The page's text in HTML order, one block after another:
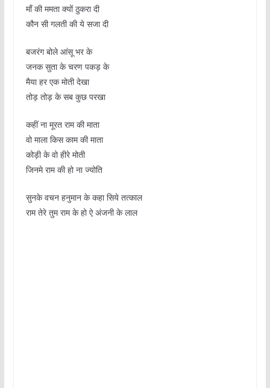
माँ की ममता क्यों ठुकरा दी
कौन सी गलती की ये सजा दी
बजरंग बोले आंसू भर के
जनक सुता के चरण पकड़ के
मैया हर एक मोती देखा
तोड़ तोड़ के सब कुछ परखा
कहीं ना मूरत राम की माता
वो माला किस काम की माता
कोड़ी के वो हीरे मोती
जिनमे राम की हो ना ज्योति
सुनके वचन हनुमान के कहा सिये तत्काल
राम तेरे तुम राम के हो ऐ अंजनी के लाल